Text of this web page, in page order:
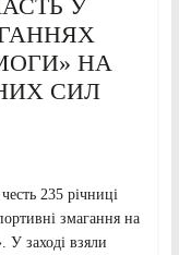
У
НА
СИЛ
235 річниці
змагання на
заході взяли